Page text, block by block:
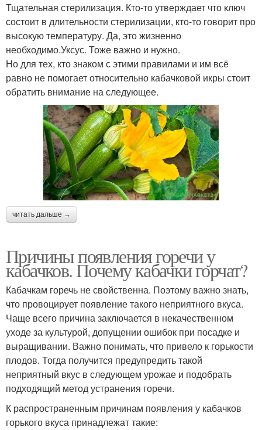
Тщательная стерилизация. Кто-то утверждает что ключ
состоит в длительности стерилизации, кто-то говорит про
высокую температуру. Да, это жизненно
необходимо.Уксус. Тоже важно и нужно.
Но для тех, кто знаком с этими правилами и им всё
равно не помогает относительно кабачковой икры стоит
обратить внимание на следующее.
читать дальше →
Причины появления горечи у
кабачков. Почему кабачки горчат?
Кабачкам горечь не свойственна. Поэтому важно знать,
что провоцирует появление такого неприятного вкуса.
Чаще всего причина заключается в некачественном
уходе за культурой, допущении ошибок при посадке и
выращивании. Важно понимать, что привело к горькости
плодов. Тогда получится предупредить такой
неприятный вкус в следующем урожае и подобрать
подходящий метод устранения горечи.
К распространенным причинам появления у кабачков
горького вкуса принадлежат такие: